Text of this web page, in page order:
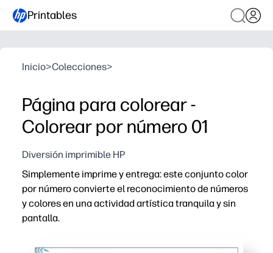
Printables
Inicio>Colecciones>
Página para colorear -
Colorear por número 01
Diversión imprimible HP
Simplemente imprime y entrega: este conjunto color
por número convierte el reconocimiento de números
y colores en una actividad artística tranquila y sin
pantalla.
Cero preparación: imprima una página y vaya a